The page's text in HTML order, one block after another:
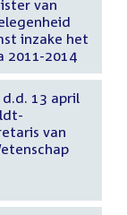
van
inzake het
2011-2014
13 april
van